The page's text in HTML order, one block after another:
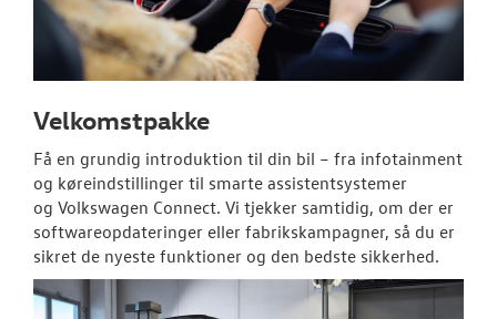
RESERVEDELE
OM OS
JOB OG
Velkomstpakke
Få en grundig introduktion til din bil – fra infotainment
og køreindstillinger til smarte assistentsystemer
og Volkswagen Connect. Vi tjekker samtidig, om der er
softwareopdateringer eller fabrikskampagner, så du er
sikret de nyeste funktioner og den bedste sikkerhed.